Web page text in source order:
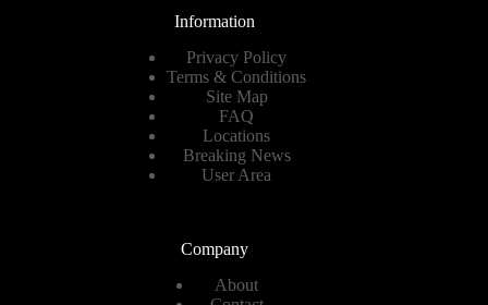
Information
Privacy Policy
Terms & Conditions
Site Map
FAQ
Locations
Breaking News
User Area
Company
About